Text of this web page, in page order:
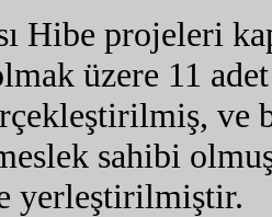
Hibe projeleri
üzere 11
ve
sahibi
yerleştirilmiştir.